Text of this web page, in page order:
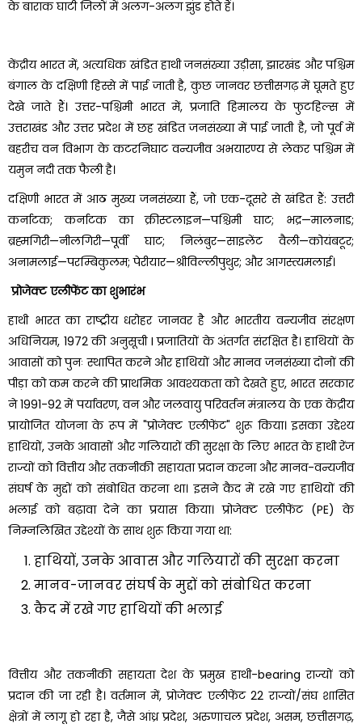
के बाराक घाटी जिलों में अलग-अलग झुंड होते हैं।
केंद्रीय भारत में, अत्यधिक खंडित हाथी जनसंख्या उड़ीसा, झारखंड और पश्चिम
बंगाल के दक्षिणी हिस्से में पाई जाती है, कुछ जानवर छत्तीसगढ़ में घूमते हुए
देखे जाते हैं। उत्तर-पश्चिमी भारत में, प्रजाति हिमालय के फुटहिल्स में
उत्तराखंड और उत्तर प्रदेश में छह खंडित जनसंख्या में पाई जाती है, जो पूर्व में
बहरीच वन विभाग के कटरनिघाट वन्यजीव अभयारण्य से लेकर पश्चिम में
यमुन नदी तक फैली है।
दक्षिणी भारत में आठ मुख्य जनसंख्या हैं, जो एक-दूसरे से खंडित हैं: उत्तरी
कर्नाटक; कर्नाटक का क्रीस्टलाइन—पश्चिमी घाट; भद्र—मालनाड;
ब्रह्मगिरी—नीलगिरी—पूर्वी घाट; निलंबुर—साइलेंट वैली—कोयंबटूर;
अनामलाई—परम्बिकुलम; पेरीयार—श्रीविल्लीपुथुर; और आगस्त्यमलाई।
प्रोजेक्ट एलीफेंट का शुभारंभ
हाथी भारत का राष्ट्रीय धरोहर जानवर है और भारतीय वन्यजीव संरक्षण
अधिनियम, 1972 की अनुसूची I प्रजातियों के अंतर्गत संरक्षित है। हाथियों के
आवासों को पुनः स्थापित करने और हाथियों और मानव जनसंख्या दोनों की
पीड़ा को कम करने की प्राथमिक आवश्यकता को देखते हुए, भारत सरकार
ने 1991-92 में पर्यावरण, वन और जलवायु परिवर्तन मंत्रालय के एक केंद्रीय
प्रायोजित योजना के रूप में "प्रोजेक्ट एलीफेंट" शुरू किया। इसका उद्देश्य
हाथियों, उनके आवासों और गलियारों की सुरक्षा के लिए भारत के हाथी रेंज
राज्यों को वित्तीय और तकनीकी सहायता प्रदान करना और मानव-वन्यजीव
संघर्ष के मुद्दों को संबोधित करना था। इसने कैद में रखे गए हाथियों की
भलाई को बढ़ावा देने का प्रयास किया। प्रोजेक्ट एलीफेंट (PE) के
निम्नलिखित उद्देश्यों के साथ शुरू किया गया था:
हाथियों, उनके आवास और गलियारों की सुरक्षा करना
मानव-जानवर संघर्ष के मुद्दों को संबोधित करना
कैद में रखे गए हाथियों की भलाई
वित्तीय और तकनीकी सहायता देश के प्रमुख हाथी-bearing राज्यों को
प्रदान की जा रही है। वर्तमान में, प्रोजेक्ट एलीफेंट 22 राज्यों/संघ शासित
क्षेत्रों में लागू हो रहा है, जैसे आंध्र प्रदेश, अरुणाचल प्रदेश, असम, छत्तीसगढ़,